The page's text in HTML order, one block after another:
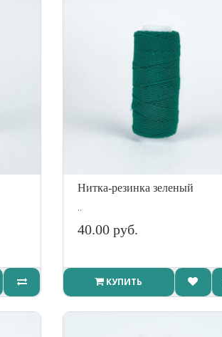
Нитка-резинка зеленый
..
40.00 руб.
КУПИТЬ